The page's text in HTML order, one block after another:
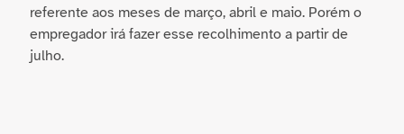
referente aos meses de março, abril e maio. Porém o
empregador irá fazer esse recolhimento a partir de
julho.